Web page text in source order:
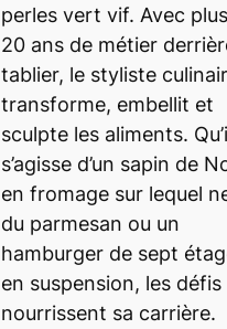
perles vert vif. Avec
20 ans de métier
tablier, le styliste
transforme, embellit et
sculpte les aliments.
s’agisse d’un sapin de
en fromage sur lequel
du parmesan ou un
hamburger de sept
en suspension, les défis
nourrissent sa carrière.